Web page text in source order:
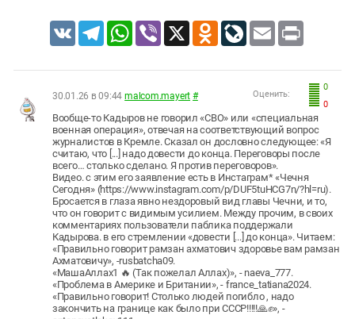
VK TelegramWhatsApp
Viber X Odnoklassniki
LiveJournal
Email Print
0
0
Оценить:
30.01.26 в 09:44 malcom.mayert #
Вообще-то Кадыров не говорил «СВО» или «специальная
военная операция», отвечая на соответствующий вопрос
журналистов в Кремле. Сказал он дословно следующее: «Я
считаю, что [...] надо довести до конца. Переговоры после
всего… столько сделано. Я против переговоров».
Видео. с этим его заявление есть в Инстаграм* «Чечня
Сегодня» (https://www.instagram.com/p/DUF5tuHCG7n/?hl=ru).
Бросается в глаза явно нездоровый вид главы Чечни, и то,
что он говорит с видимым усилием. Между прочим, в своих
комментариях пользователи паблика поддержали
Кадырова. в его стремлении «довести [...] до конца». Читаем:
«Правильно говорит рамзан ахматович здоровье вам рамзан
Ахматовичу», -rusbatcha09.
«МашаАллах1 🔥 (Так пожелал Аллах)», - naeva_777.
«Проблема в Америке и Британии», - france_tatiana2024.
«Правильно говорит! Столько людей погибло , надо
закончить на границе как было при СССР!!!!!🙏✊», -